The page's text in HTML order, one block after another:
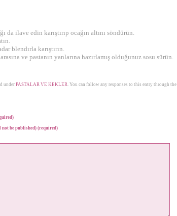
da ilave edin karıştırıp ocağın altını söndürün.
blendırla karıştırın.
ve pastanın yanlarına hazırlamış olduğunuz sosu sürün.
under PASTALAR VE KEKLER. You can follow any responses to this entry through the
be published) (required)